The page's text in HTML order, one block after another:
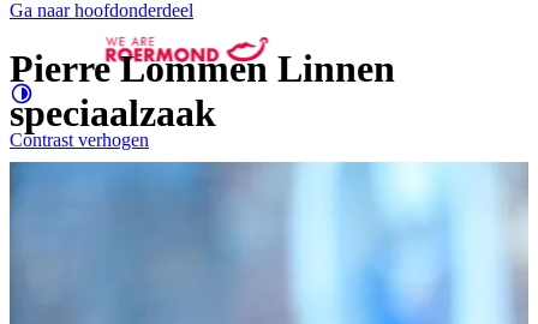
Ga naar hoofdonderdeel
Contrast verhogen
Pierre Lommen Linnen
speciaalzaak